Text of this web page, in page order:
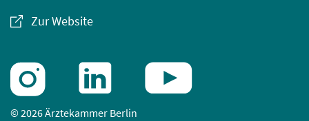
Zur Website
© 2026 Ärztekammer Berlin